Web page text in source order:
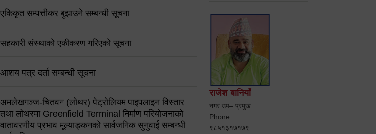
एकिकृत सम्पत्तीकर बुझाउने सम्बन्धी सूचना
सहकारी संस्थाको एकीकरण गरिएको सूचना
आशय पत्र दर्ता सम्बन्धी सूचना
अमलेखगञ्ज-चितवन (लोथर) पेट्रोलियम पाइपलाइन विस्तार
तथा लोथरमा Greenfield Terminal निर्माण परियोजनाको
वातावरणीय प्रभाव मूल्याङ्कनको सार्वजनिक सुनुवाई सम्बन्धी
राजेश बानियाँ
नगर उप– प्रमुख
Phone:
९८५१३१७१७९